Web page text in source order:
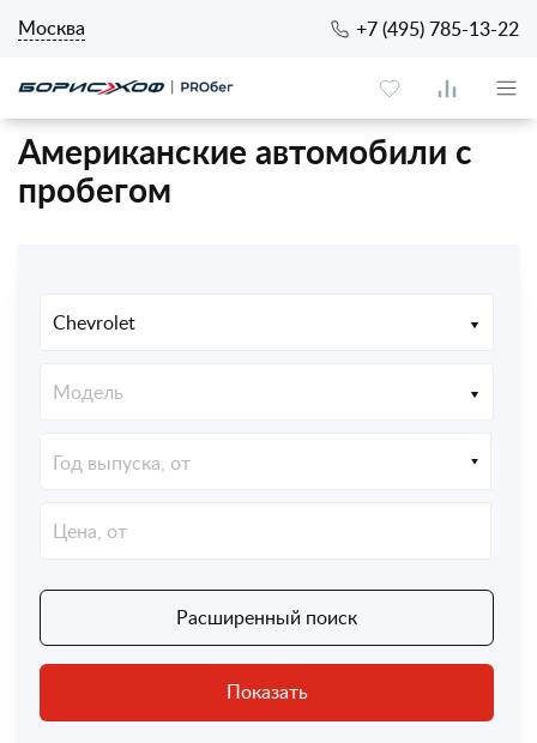
Москва +7 (495) 785-13-22
Американские автомобили с
пробегом
Chevrolet
Модель
Год выпуска, от
Расширенный поиск
Показать